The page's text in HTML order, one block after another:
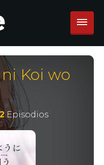
Koi wo
Episodios